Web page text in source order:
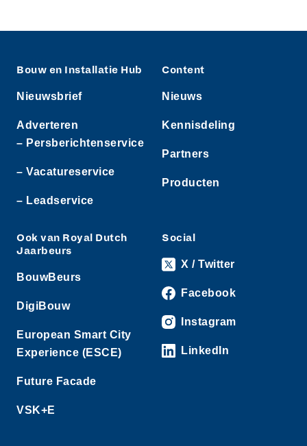
Bouw en Installatie Hub
Nieuwsbrief
Adverteren
– Persberichtenservice
– Vacatureservice
– Leadservice
Content
Nieuws
Kennisdeling
Partners
Producten
Ook van Royal Dutch
Jaarbeurs
BouwBeurs
DigiBouw
European Smart City
Experience (ESCE)
Future Facade
VSK+E
Social
X / Twitter
Facebook
Instagram
LinkedIn